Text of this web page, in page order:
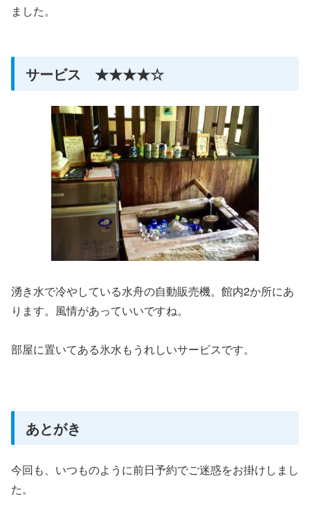
ました。
サービス ★★★★☆
湧き水で冷やしている水舟の自動販売機。館内2か所にあ
ります。風情があっていいですね。
部屋に置いてある氷水もうれしいサービスです。
あとがき
今回も、いつものように前日予約でご迷惑をお掛けしまし
た。